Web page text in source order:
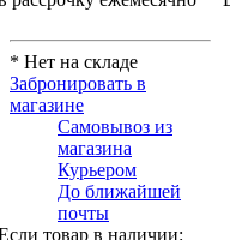
* Нет на складе
Забронировать в
магазине
Самовывоз из
магазина
Курьером
До ближайшей
почты
товар в наличии: